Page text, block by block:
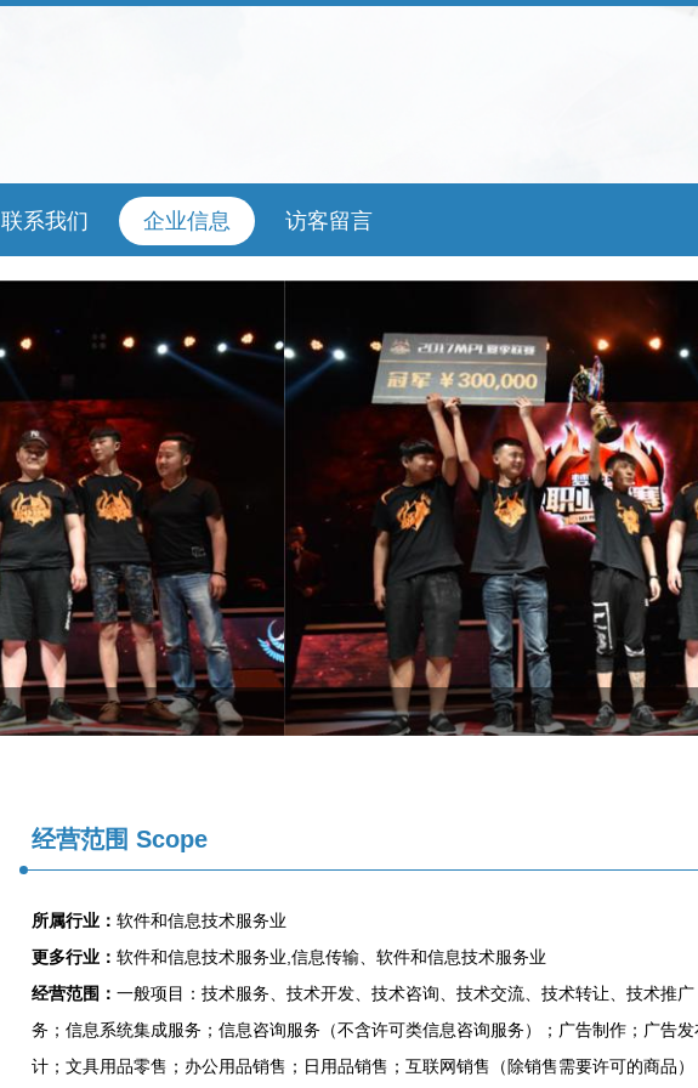
联系我们 企业信息 访客留言
经营范围 Scope
所属行业： 软件和信息技术服务业
更多行业： 软件和信息技术服务业,信息传输、软件和信息技术服务业
经营范围： 一般项目：技术服务、技术开发、技术咨询、技术交流、技术转让、技术推
务；信息系统集成服务；信息咨询服务（不含许可类信息咨询服务）；广告制作；广告
计；文具用品零售；办公用品销售；日用品销售；互联网销售（除销售需要许可的商品